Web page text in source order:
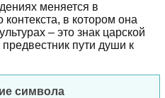
меняется в
контекста, в котором она
– это знак царской
пути души к
символа